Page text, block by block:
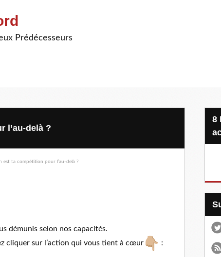
Prédécesseurs
l’au-delà ?
démunis selon nos capacités.
cliquer sur l’action qui vous tient à cœur
:
8 Projets, 20 €, une seule